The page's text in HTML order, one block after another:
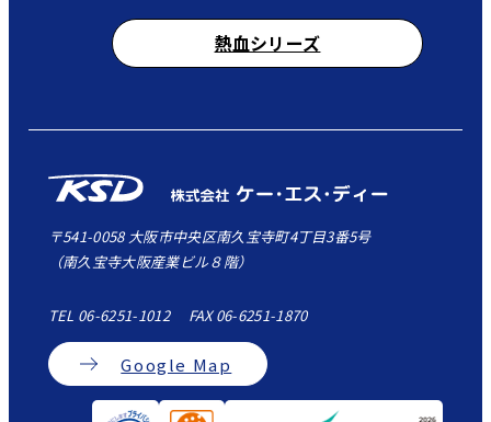
熱血シリーズ
〒541-0058 大阪市中央区南久宝寺町4丁目3番5号
（南久宝寺大阪産業ビル８階）
TEL 06-6251-1012 FAX 06-6251-1870
Google Map